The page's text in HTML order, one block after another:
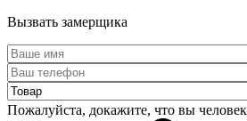
Вызвать замерщика
Пожалуйста, докажите, что вы